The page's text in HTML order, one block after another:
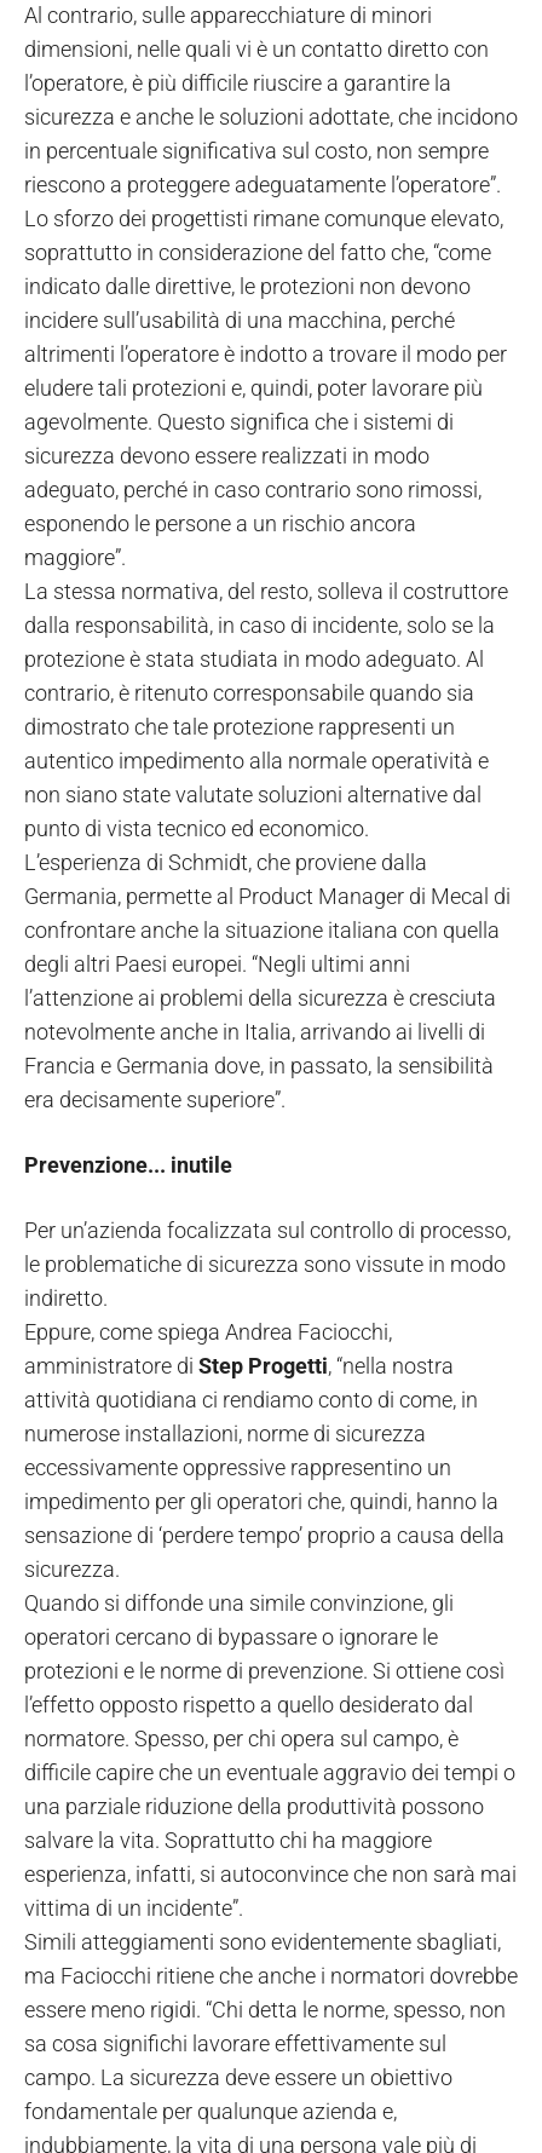
Al contrario, sulle apparecchiature di minori
dimensioni, nelle quali vi è un contatto diretto con
l’operatore, è più difficile riuscire a garantire la
sicurezza e anche le soluzioni adottate, che incidono
in percentuale significativa sul costo, non sempre
riescono a proteggere adeguatamente l’operatore”.
Lo sforzo dei progettisti rimane comunque elevato,
soprattutto in considerazione del fatto che, “come
indicato dalle direttive, le protezioni non devono
incidere sull’usabilità di una macchina, perché
altrimenti l’operatore è indotto a trovare il modo per
eludere tali protezioni e, quindi, poter lavorare più
agevolmente. Questo significa che i sistemi di
sicurezza devono essere realizzati in modo
adeguato, perché in caso contrario sono rimossi,
esponendo le persone a un rischio ancora
maggiore”.
La stessa normativa, del resto, solleva il costruttore
dalla responsabilità, in caso di incidente, solo se la
protezione è stata studiata in modo adeguato. Al
contrario, è ritenuto corresponsabile quando sia
dimostrato che tale protezione rappresenti un
autentico impedimento alla normale operatività e
non siano state valutate soluzioni alternative dal
punto di vista tecnico ed economico.
L’esperienza di Schmidt, che proviene dalla
Germania, permette al Product Manager di Mecal di
confrontare anche la situazione italiana con quella
degli altri Paesi europei. “Negli ultimi anni
l’attenzione ai problemi della sicurezza è cresciuta
notevolmente anche in Italia, arrivando ai livelli di
Francia e Germania dove, in passato, la sensibilità
era decisamente superiore”.
Prevenzione... inutile
Per un’azienda focalizzata sul controllo di processo,
le problematiche di sicurezza sono vissute in modo
indiretto.
Eppure, come spiega Andrea Faciocchi,
amministratore di Step Progetti, “nella nostra
attività quotidiana ci rendiamo conto di come, in
numerose installazioni, norme di sicurezza
eccessivamente oppressive rappresentino un
impedimento per gli operatori che, quindi, hanno la
sensazione di ‘perdere tempo’ proprio a causa della
sicurezza.
Quando si diffonde una simile convinzione, gli
operatori cercano di bypassare o ignorare le
protezioni e le norme di prevenzione. Si ottiene così
l’effetto opposto rispetto a quello desiderato dal
normatore. Spesso, per chi opera sul campo, è
difficile capire che un eventuale aggravio dei tempi o
una parziale riduzione della produttività possono
salvare la vita. Soprattutto chi ha maggiore
esperienza, infatti, si autoconvince che non sarà mai
vittima di un incidente”.
Simili atteggiamenti sono evidentemente sbagliati,
ma Faciocchi ritiene che anche i normatori dovrebbe
essere meno rigidi. “Chi detta le norme, spesso, non
sa cosa significhi lavorare effettivamente sul
campo. La sicurezza deve essere un obiettivo
fondamentale per qualunque azienda e,
indubbiamente, la vita di una persona vale più di